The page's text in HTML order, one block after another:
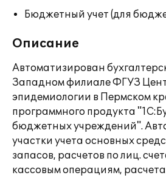
Бюджетный учет (для
Описание
Автоматизирован
Западном филиале ФГУЗ
эпидемиологии в Пермском
программного продукта
бюджетных учреждений".
участки учета основных
запасов, расчетов по лиц.
кассовым операциям,